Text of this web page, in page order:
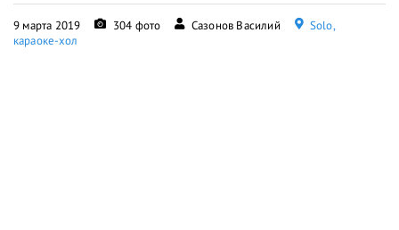
9 марта 2019 304 фото Сазонов Василий
Solo,
караоке-хол